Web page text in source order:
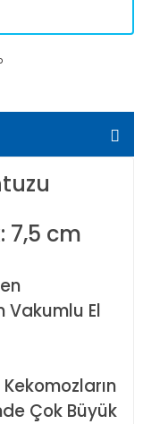
cm
Vakumlu El
Çok Büyük